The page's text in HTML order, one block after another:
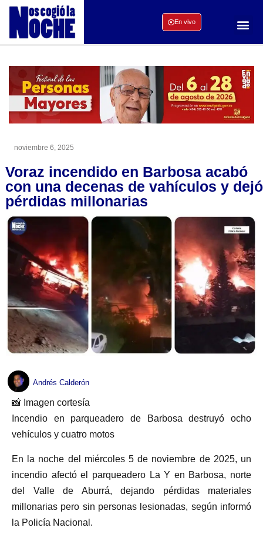
En vivo
noviembre 6, 2025
Voraz incendido en Barbosa acabó
con una decenas de vahículos y dejó
pérdidas millonarias
Andrés Calderón
📸 Imagen cortesía
Incendio en parqueadero de Barbosa destruyó ocho
vehículos y cuatro motos
En la noche del miércoles 5 de noviembre de 2025, un
incendio afectó el parqueadero La Y en Barbosa, norte
del Valle de Aburrá, dejando pérdidas materiales
millonarias pero sin personas lesionadas, según informó
la Policía Nacional.